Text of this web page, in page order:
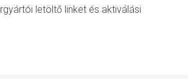
letöltő linket és aktiválási